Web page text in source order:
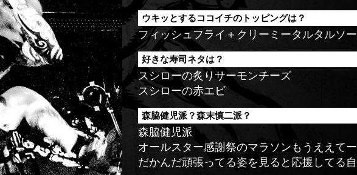
ウキッとするココイチのトッピングは？
フィッシュフライ＋クリーミータルタルソ
好きな寿司ネタは？
スシローの炙りサーモンチーズ
スシローの赤エビ
森脇健児派？森末慎二派？
森脇健児派
オールスター感謝祭のマラソンもうええて
だかんだ頑張ってる姿を見ると応援してる